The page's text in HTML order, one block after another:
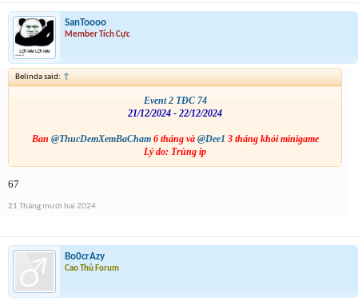
SanToooo
Member Tích Cực
Belinda said: ↑
Event 2 TĐC 74
21/12/2024 - 22/12/2024
Ban @ThucDemXemBaCham6 tháng và @Dee1 3 tháng khỏi minigame
Lý do: Trùng ip
67
21 Tháng mười hai 2024
Bo0crAzy
Cao Thủ Forum